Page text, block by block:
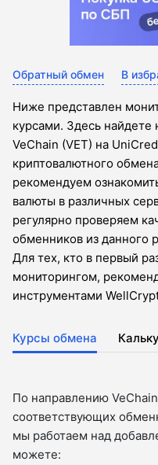
Обратный обмен В
Ниже представлен
курсами. Здесь
VeChain (VET) на
криптовалютного
рекомендуем
валюты в различных
регулярно проверяем
обменников из данного
Для тех, кто в первый
мониторингом,
инструментами
Курсы обмена
По направлению
соответствующих
мы работаем над
можете: